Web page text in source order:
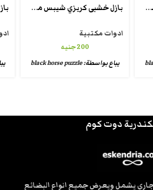
بازل خشبى كريزي شيبس من بلاك هورس anthology wooden puzzle5 بازل خشبى كريزي شيبس من بلاك هورس crazy puzzle unique
ادوات مكتبية
200جنيه
يباع بواسطة:black horse puzzle
دوت كوم
يشمل ويعرض جميع انواع البضائع